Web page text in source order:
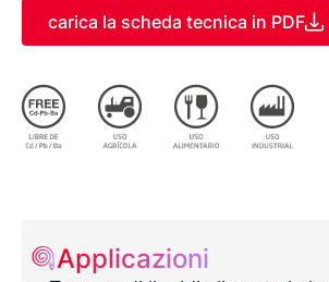
carica la scheda tecnica in PDF
Applicazioni